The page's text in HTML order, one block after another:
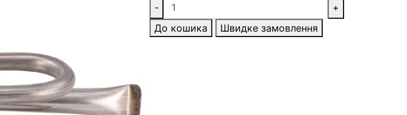
-
+
До кошика
Швидке замовлення